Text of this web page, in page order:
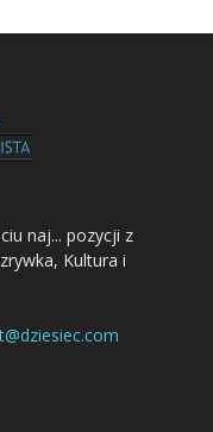
naj... pozycji z
Kultura i